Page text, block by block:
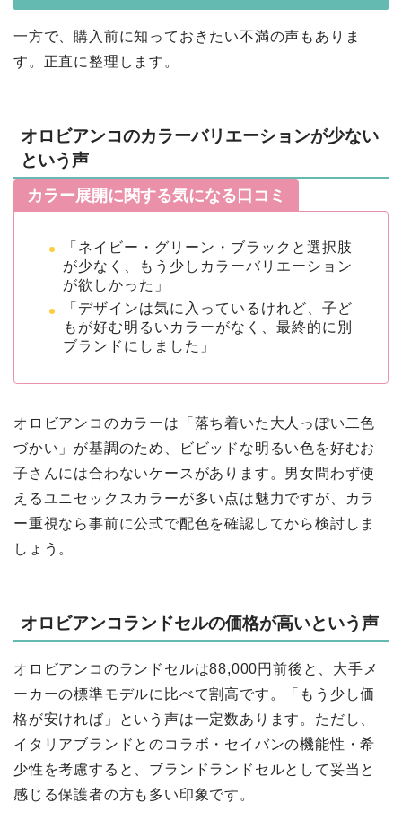
一方で、購入前に知っておきたい不満の声もありま
す。正直に整理します。
オロビアンコのカラーバリエーションが少ない
という声
カラー展開に関する気になる口コミ
「ネイビー・グリーン・ブラックと選択肢
が少なく、もう少しカラーバリエーション
が欲しかった」
「デザインは気に入っているけれど、子ど
もが好む明るいカラーがなく、最終的に別
ブランドにしました」
オロビアンコのカラーは「落ち着いた大人っぽい二色
づかい」が基調のため、ビビッドな明るい色を好むお
子さんには合わないケースがあります。男女問わず使
えるユニセックスカラーが多い点は魅力ですが、カラ
ー重視なら事前に公式で配色を確認してから検討しま
しょう。
オロビアンコランドセルの価格が高いという声
オロビアンコのランドセルは88,000円前後と、大手メ
ーカーの標準モデルに比べて割高です。「もう少し価
格が安ければ」という声は一定数あります。ただし、
イタリアブランドとのコラボ・セイバンの機能性・希
少性を考慮すると、ブランドランドセルとして妥当と
感じる保護者の方も多い印象です。